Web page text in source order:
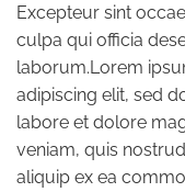
Excepteur sint
culpa qui officia
laborum.Lorem
adipiscing elit, sed
labore et dolore
veniam, quis
aliquip ex ea